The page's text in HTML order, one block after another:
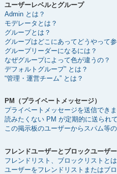
ユーザーレベルとグループ
Admin とは？
モデレータとは？
グループとは？
グループはどこにあってどうやって
グループリーダーになるには？
なぜグループによって色が違うの？
デフォルトグループ” とは？
“管理・運営チーム” とは？
PM（プライベートメッセージ）
プライベートメッセージを送信できま
読みたくない PM が定期的に送られ
この掲示板のユーザーからスパム等
フレンドユーザーとブロックユーザー
フレンドリスト、ブロックリストとは
ユーザーをフレンドリストまたはブ